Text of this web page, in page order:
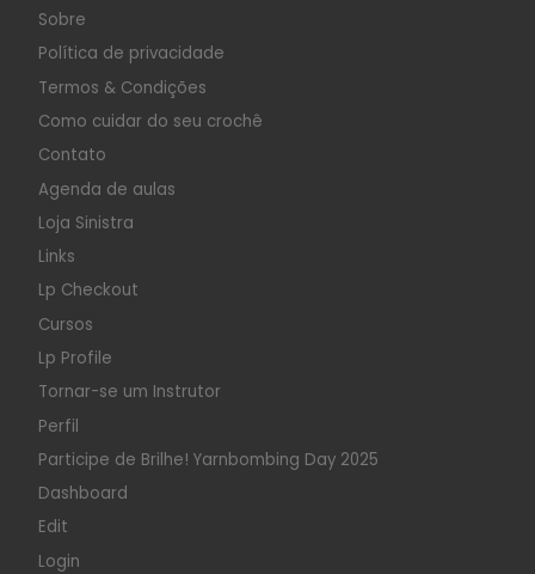
Sobre
Política de privacidade
Termos & Condições
Como cuidar do seu crochê
Contato
Agenda de aulas
Loja Sinistra
Links
Lp Checkout
Cursos
Lp Profile
Tornar-se um Instrutor
Perfil
Participe de Brilhe! Yarnbombing Day 2025
Dashboard
Edit
Login